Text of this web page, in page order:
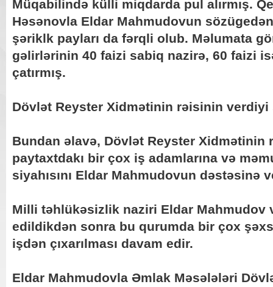
Müqabilində külli miqdarda pul alırmış.
Həsənovla Eldar Mahmudovun
şəriklk payları da fərqli olub. Məlumata
gəlirlərinin 40 faizi sabiq nazirə, 60 faizi
çatırmış.
Dövlət Reyster Xidmətinin rəisinin verdiyi
Bundan əlavə, Dövlət Reyster Xidmətinin
paytaxtdakı bir çox iş adamlarına və
siyahısını Eldar Mahmudovun dəstəsinə
Milli təhlükəsizlik naziri Eldar Mahmudov
edildikdən sonra bu qurumda bir çox
işdən çıxarılması davam edir.
Eldar Mahmudovla Əmlak Məsələləri